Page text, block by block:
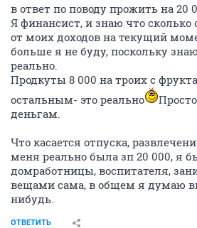
в ответ по поводу прожить на 20
Я финансист, и знаю что сколько
от моих доходов на текущий
больше я не буду, поскольку
реально.
Продкуты 8 000 на троих с
остальным- это реально
деньгам.
Что касается отпуска,
меня реально была зп 20 000, я
домработницы, воспитателя,
вещами сама, в общем я думаю
нибудь.
ОТВЕТИТЬ